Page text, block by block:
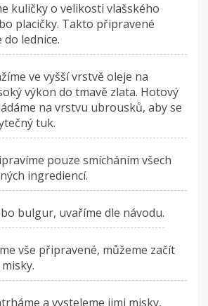
kuličky o velikosti vlašského
placičky. Takto připravené
lednice.
ve vyšší vrstvě oleje na
výkon do tmavě zlata. Hotový
na vrstvu ubrousků, aby se
tuk.
pouze smícháním všech
ingrediencí.
bulgur, uvaříme dle návodu.
vše připravené, můžeme začít
a vysteleme jimi misky,